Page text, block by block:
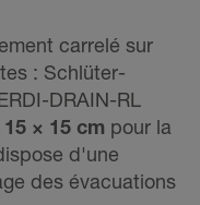
carrelé sur
: Schlüter-
DRAIN-RL
× 15 cm pour la
d'une
des évacuations